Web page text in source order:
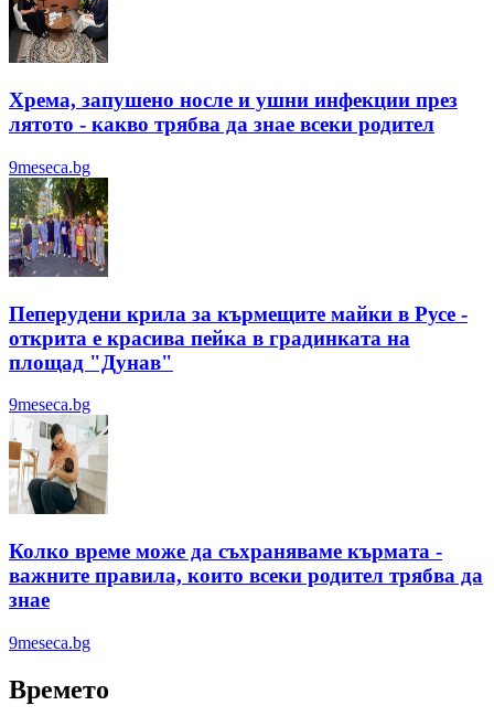
Хрема, запушено носле и ушни инфекции през
лятотo - какво трябва да знае всеки родител
9meseca.bg
Пеперудени крила за кърмещите майки в Русе -
открита е красива пейка в градинката на
площад "Дунав"
9meseca.bg
Колко време може да съхраняваме кърмата -
важните правила, които всеки родител трябва да
знае
9meseca.bg
Времето